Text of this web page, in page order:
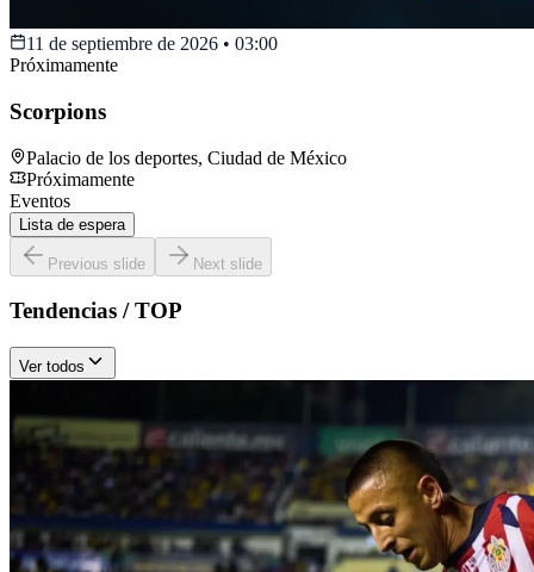
11 de septiembre de 2026 • 03:00
Próximamente
Scorpions
Palacio de los deportes, Ciudad de México
Próximamente
Eventos
Lista de espera
Previous slide Next slide
Tendencias / TOP
Ver todos